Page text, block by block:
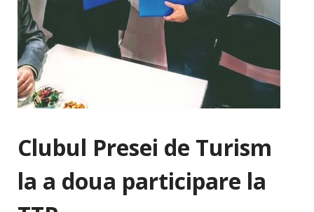
Clubul Presei de Turism
la a doua participare la